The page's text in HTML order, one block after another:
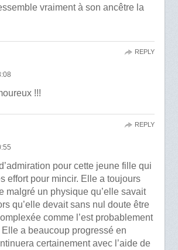
vraiment à son ancêtre la
!!!
REPLY
pour cette jeune fille qui
effort pour mincir. Elle a toujours
malgré un physique qu’elle savait
qu’elle devait sans nul doute être
comme l’est probablement
a beaucoup progressé en
certainement avec l’aide de
REPLY